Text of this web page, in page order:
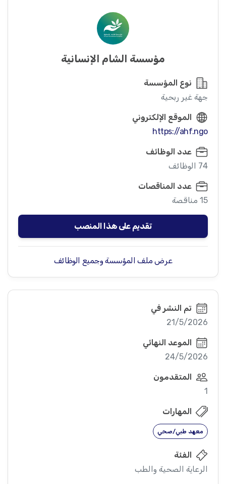
مؤسسة الشام الإنسانية
نوع المؤسسة
جهة غير ربحية
الموقع الإلكتروني
https://ahf.ngo
عدد الوظائف
74 الوظائف
عدد المناقصات
15 مناقصة
تقديم على هذا المنصب
عرض ملف المؤسسة وجميع الوظائف
تم النشر في
21/5/2026
الموعد النهائي
24/5/2026
المتقدمون
1
المهارات
معهد طبي/صحي
الفئة
الرعاية الصحية والطب